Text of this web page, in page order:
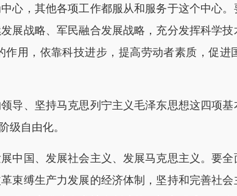
，其他各项工作都服从和服务于这个中心。
展战略、军民融合发展战略，充分发挥科学
用，依靠科技进步，提高劳动者素质，促
、坚持马克思列宁主义毛泽东思想这四项基
级自由化。
国、发展社会主义、发展马克思主义。要全
束缚生产力发展的经济体制，坚持和完善社